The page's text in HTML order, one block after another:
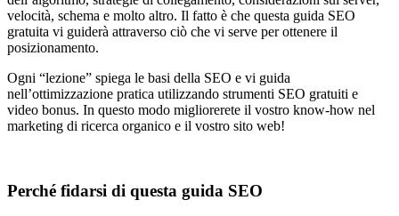
velocità, schema e molto altro. Il fatto è che questa guida SEO
gratuita vi guiderà attraverso ciò che vi serve per ottenere il
posizionamento.
Ogni “lezione” spiega le basi della SEO e vi guida
nell’ottimizzazione pratica utilizzando strumenti SEO gratuiti e
video bonus. In questo modo migliorerete il vostro know-how nel
marketing di ricerca organico e il vostro sito web!
Perché fidarsi di questa guida SEO